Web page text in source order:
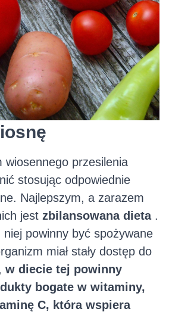
wiosennego przesilenia
stosując odpowiednie
Najlepszym, a zarazem
jest zbilansowana dieta .
niej powinny być spożywane
miał stały dostęp do
w diecie tej powinny
bogate w witaminy,
C, która wspiera